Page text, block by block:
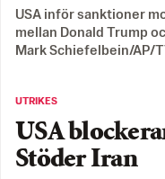
USA inför sanktioner
mellan Donald Trump
Mark Schiefelbein/AP/
UTRIKES
USA
Stöder Iran